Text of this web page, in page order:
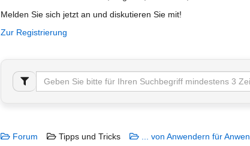
Melden Sie sich jetzt an und diskutieren Sie mit!
Zur Registrierung
Forum Tipps und Tricks ... von Anwendern für